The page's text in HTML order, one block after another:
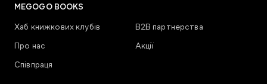
MEGOGO BOOKS
Хаб книжкових клубів
В2В партнерства
Про нас
Акції
Співпраця